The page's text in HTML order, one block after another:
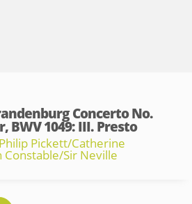
Concerto No.
BWV 1049: III. Presto
Pickett/Catherine
Constable/Sir Neville